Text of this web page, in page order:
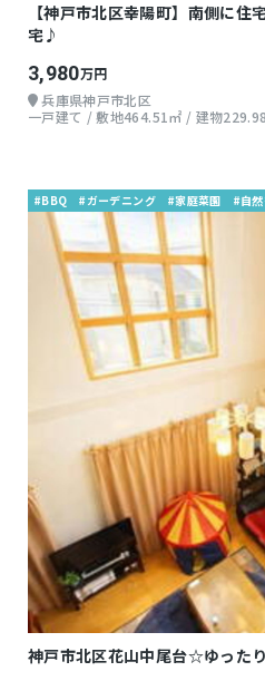
【神戸市北区幸陽町】南側に
宅♪
3,980万円
兵庫県神戸市北区
一戸建て / 敷地464.51㎡ / 建物
#BBQ #ガーデニング #家庭菜園 #自
神戸市北区花山中尾台☆ゆった